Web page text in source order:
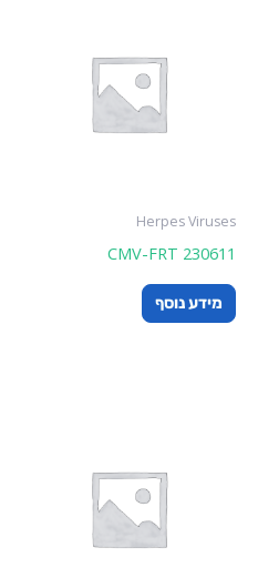
Herpes Viruses
CMV-FRT 230611
מידע נוסף